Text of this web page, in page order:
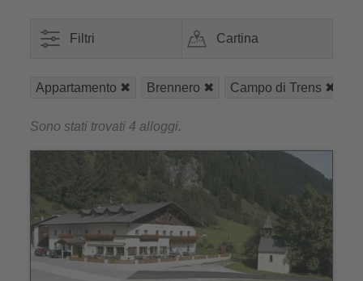
Filtri Cartina
Appartamento Brennero Campo di Trens
Sono stati trovati 4 alloggi.